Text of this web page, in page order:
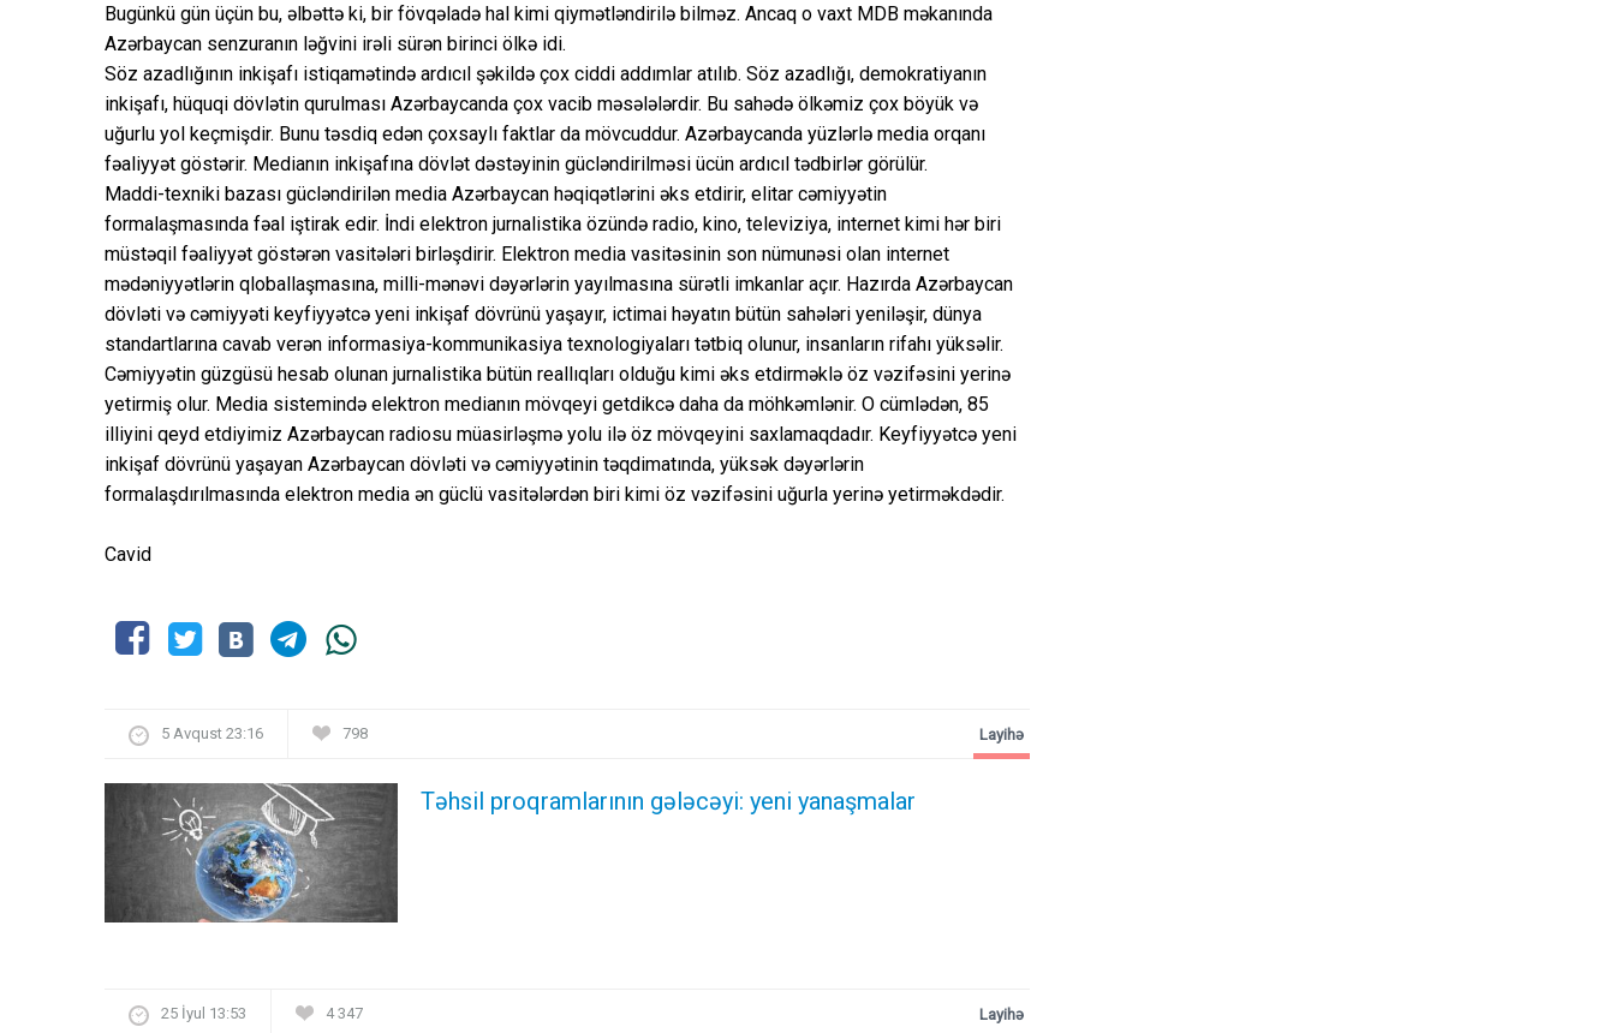
Bugünkü gün üçün bu, əlbəttə ki, bir fövqəladə hal kimi qiymətləndirilə bilməz. Ancaq o vaxt MDB məkanında
Azərbaycan senzuranın ləğvini irəli sürən birinci ölkə idi.
Söz azadlığının inkişafı istiqamətində ardıcıl şəkildə çox ciddi addımlar atılıb. Söz azadlığı, demokratiyanın
inkişafı, hüquqi dövlətin qurulması Azərbaycanda çox vacib məsələlərdir. Bu sahədə ölkəmiz çox böyük və
uğurlu yol keçmişdir. Bunu təsdiq edən çoxsaylı faktlar da mövcuddur. Azərbaycanda yüzlərlə media orqanı
fəaliyyət göstərir. Medianın inkişafına dövlət dəstəyinin gücləndirilməsi ücün ardıcıl tədbirlər görülür.
Maddi-texniki bazası gücləndirilən media Azərbaycan həqiqətlərini əks etdirir, elitar cəmiyyətin
formalaşmasında fəal iştirak edir. İndi elektron jurnalistika özündə radio, kino, televiziya, internet kimi hər biri
müstəqil fəaliyyət göstərən vasitələri birləşdirir. Elektron media vasitəsinin son nümunəsi olan internet
mədəniyyətlərin qloballaşmasına, milli-mənəvi dəyərlərin yayılmasına sürətli imkanlar açır. Hazırda Azərbaycan
dövləti və cəmiyyəti keyfiyyətcə yeni inkişaf dövrünü yaşayır, ictimai həyatın bütün sahələri yeniləşir, dünya
standartlarına cavab verən informasiya-kommunikasiya texnologiyaları tətbiq olunur, insanların rifahı yüksəlir.
Cəmiyyətin güzgüsü hesab olunan jurnalistika bütün reallıqları olduğu kimi əks etdirməklə öz vəzifəsini yerinə
yetirmiş olur. Media sistemində elektron medianın mövqeyi getdikcə daha da möhkəmlənir. O cümlədən, 85
illiyini qeyd etdiyimiz Azərbaycan radiosu müasirləşmə yolu ilə öz mövqeyini saxlamaqdadır. Keyfiyyətcə yeni
inkişaf dövrünü yaşayan Azərbaycan dövləti və cəmiyyətinin təqdimatında, yüksək dəyərlərin
formalaşdırılmasında elektron media ən güclü vasitələrdən biri kimi öz vəzifəsini uğurla yerinə yetirməkdədir.
Cavid
5 Avqust 23:16 798
Təhsil proqramlarının gələcəyi: yeni yanaşmalar
Layihə
25 İyul 13:53 4 347 Layihə